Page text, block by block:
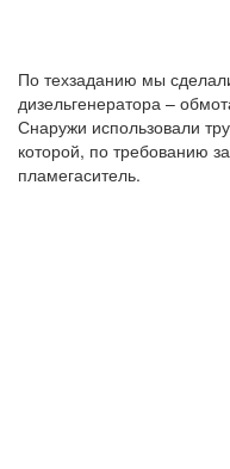
По техзаданию мы
дизельгенератора –
Снаружи использовали
которой, по требованию
пламегаситель.